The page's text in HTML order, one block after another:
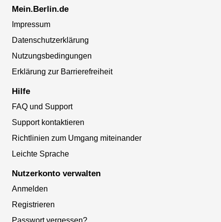
Mein.Berlin.de
Impressum
Datenschutzerklärung
Nutzungsbedingungen
Erklärung zur Barrierefreiheit
Hilfe
FAQ und Support
Support kontaktieren
Richtlinien zum Umgang miteinander
Leichte Sprache
Nutzerkonto verwalten
Anmelden
Registrieren
Passwort vergessen?